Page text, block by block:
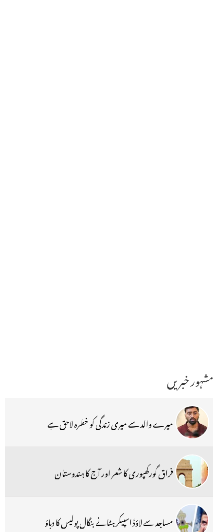
مشہور خبریں
میرے والد سے میری زندگی کو خطرہ لاحق ہے
فراق گورکھپوری کا شعر اور آج کا ہندوستان
مساجد سے لاؤڈ اسپیکر ہٹانے بنگال پولیس کا دباؤ